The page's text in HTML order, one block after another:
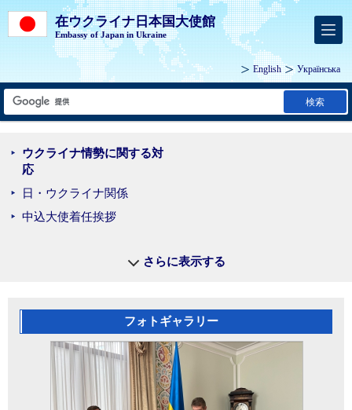
在ウクライナ日本国大使館
Embassy of Japan in Ukraine
English Українська
検索
さらに表示する
ウクライナ情勢に関する対
応
日・ウクライナ関係
中込大使着任挨拶
フォトギャラリー